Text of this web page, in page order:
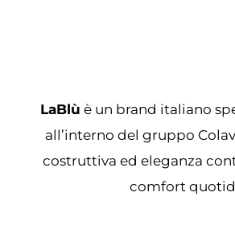
LaBlù è un brand italiano
all’interno del gruppo
costruttiva ed eleganza
comfort